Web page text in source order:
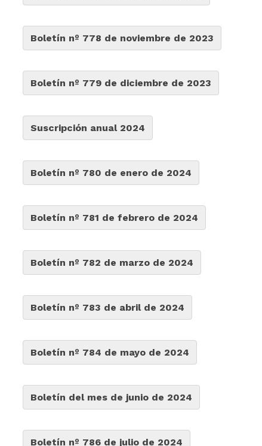
Boletín nº 778 de noviembre de 2023
Boletín nº 779 de diciembre de 2023
Suscripción anual 2024
Boletín nº 780 de enero de 2024
Boletín nº 781 de febrero de 2024
Boletín nº 782 de marzo de 2024
Boletín nº 783 de abril de 2024
Boletín nº 784 de mayo de 2024
Boletín del mes de junio de 2024
Boletín nº 786 de julio de 2024